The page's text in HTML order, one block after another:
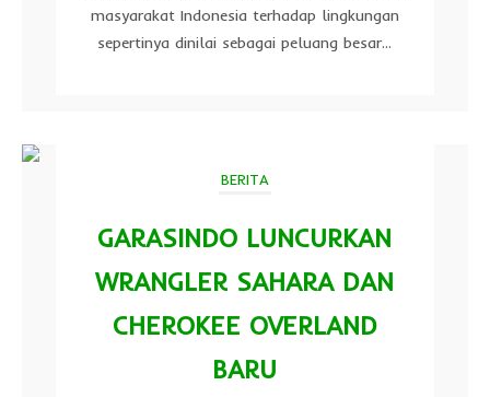
masyarakat Indonesia terhadap lingkungan
sepertinya dinilai sebagai peluang besar...
BERITA
GARASINDO LUNCURKAN
WRANGLER SAHARA DAN
CHEROKEE OVERLAND
BARU